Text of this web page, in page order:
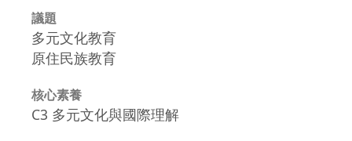
議題
多元文化教育
原住民族教育
核心素養
C3 多元文化與國際理解